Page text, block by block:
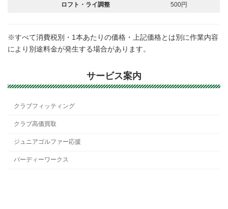
ロフト・ライ調整 500円
※すべて消費税別・1本あたりの価格・上記価格とは別に作業内容
により別途料金が発生する場合があります。
サービス案内
クラブフィッティング
クラブ高価買取
ジュニアゴルファー応援
バーディーワークス